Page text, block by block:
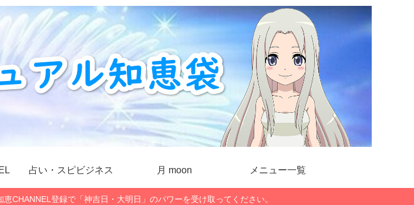
占い・スピビジネス 月 moon メニュー一覧
CHANNEL登録で「神吉日・大明日」のパワーを受け取ってください。